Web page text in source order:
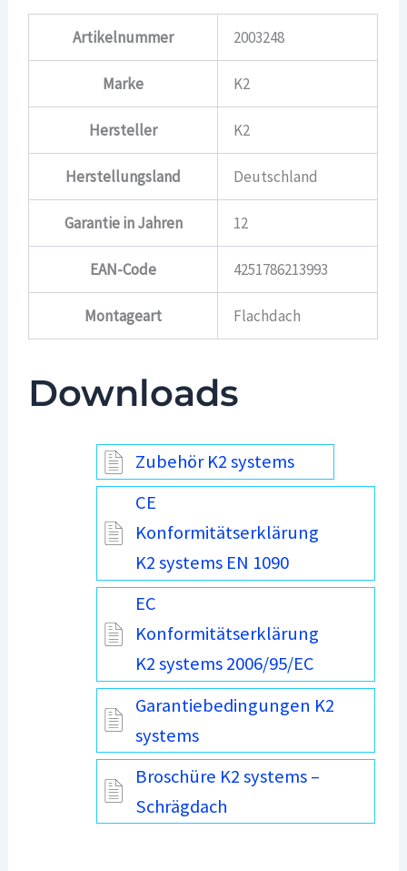
Artikelnummer 2003248
Marke K2
Hersteller K2
Herstellungsland Deutschland
Garantie in Jahren 12
EAN-Code 4251786213993
Montageart Flachdach
Downloads
Zubehör K2 systems
CE
Konformitätserklärung
K2 systems EN 1090
EC
Konformitätserklärung
K2 systems 2006/95/EC
Garantiebedingungen K2
systems
Broschüre K2 systems –
Schrägdach